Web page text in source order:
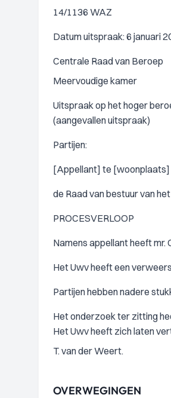
14/1136 WAZ
Datum uitspraak: 6 januari
Centrale Raad van Beroep
Meervoudige kamer
Uitspraak op het hoger
(aangevallen uitspraak)
Partijen:
[Appellant] te [woonplaats]
de Raad van bestuur van
PROCESVERLOOP
Namens appellant heeft mr.
Het Uwv heeft een
Partijen hebben nadere
Het onderzoek ter zitting
Het Uwv heeft zich laten
T. van der Weert.
OVERWEGINGEN